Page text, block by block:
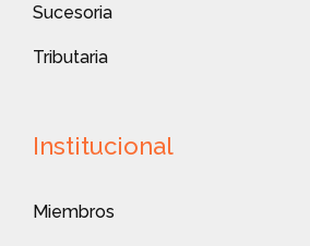
Sucesoria
Tributaria
Institucional
Miembros